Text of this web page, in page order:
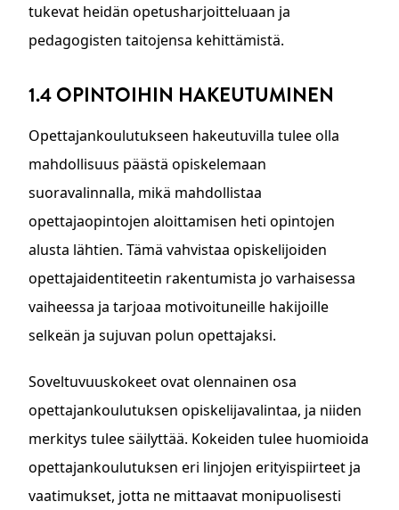
tukevat heidän opetusharjoitteluaan ja
pedagogisten taitojensa kehittämistä.
1.4 OPINTOIHIN HAKEUTUMINEN
Opettajankoulutukseen hakeutuvilla tulee olla
mahdollisuus päästä opiskelemaan
suoravalinnalla, mikä mahdollistaa
opettajaopintojen aloittamisen heti opintojen
alusta lähtien. Tämä vahvistaa opiskelijoiden
opettajaidentiteetin rakentumista jo varhaisessa
vaiheessa ja tarjoaa motivoituneille hakijoille
selkeän ja sujuvan polun opettajaksi.
Soveltuvuuskokeet ovat olennainen osa
opettajankoulutuksen opiskelijavalintaa, ja niiden
merkitys tulee säilyttää. Kokeiden tulee huomioida
opettajankoulutuksen eri linjojen erityispiirteet ja
vaatimukset, jotta ne mittaavat monipuolisesti